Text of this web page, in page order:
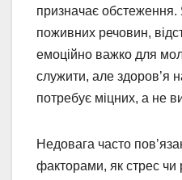
призначає
поживних речовин,
емоційно важко для
служити, але здоров’я
потребує міцних, а не
Недовага часто
факторами, як стрес